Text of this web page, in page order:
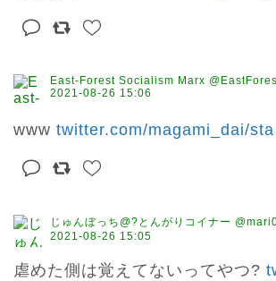
East-Forest Socialism Marx
2021-08-26 15:06
www twitter.com/magami_dai/sta
じゅんぼっち@?とんがりコイナー
2021-08-26 15:05
虐めた側は覚えてないってやつ?